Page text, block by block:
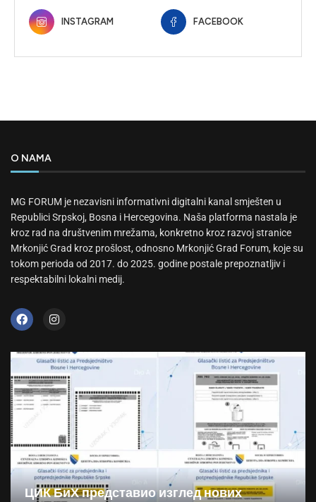
INSTAGRAM FACEBOOK
O NAMA
MG FORUM je nezavisni informativni digitalni kanal smješten u
Republici Srpskoj, Bosna i Hercegovina. Naša platforma nastala je
kroz rad na društvenim mrežama, konkretno kroz razvoj stranice
Mrkonjić Grad kroz prošlost, odnosno Mrkonjić Grad Forum, koje su
tokom perioda od 2017. do 2025. godine postale prepoznatljiv i
respektabilni lokalni medij.
ЦИК БиХ представио изглед нових